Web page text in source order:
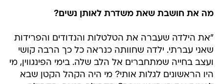
מה את חושבת שאת משדרת לאותן נשים?
"את הילדה שעברה את הטלטלות והנדודים והפרידות
שאני עברתי. ילדה שחוותה כנראה כל כך הרבה קושי
ועצב בחייה שמתחברים אל הלב שלה. בימי הפינגווין, מי
היו הראשונים לגלות אותי? מי היה הקהל הקטן שבא